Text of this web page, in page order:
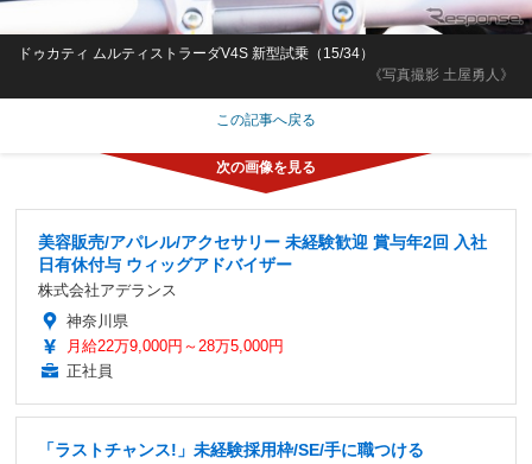
《写真撮影 土屋勇人》
ドゥカティ ムルティストラーダV4S 新型試乗（15/34）
この記事へ戻る
美容販売/アパレル/アクセサリー 未経験歓迎 賞与年2回 入社
日有休付与 ウィッグアドバイザー
株式会社アデランス
神奈川県
月給22万9,000円～28万5,000円
正社員
「ラストチャンス!」未経験採用枠/SE/手に職つける